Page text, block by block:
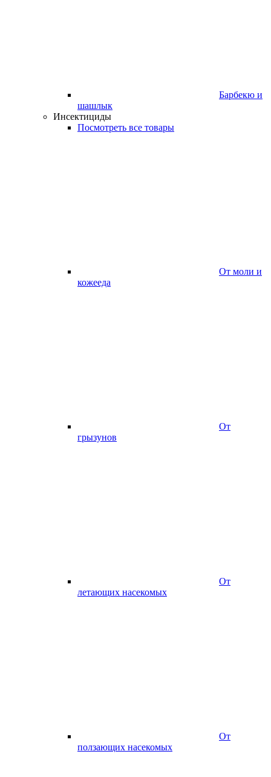
Барбекю и
шашлык
Инсектициды
Посмотреть все товары
От моли и
кожееда
От
грызунов
От
летающих насекомых
От
ползающих насекомых